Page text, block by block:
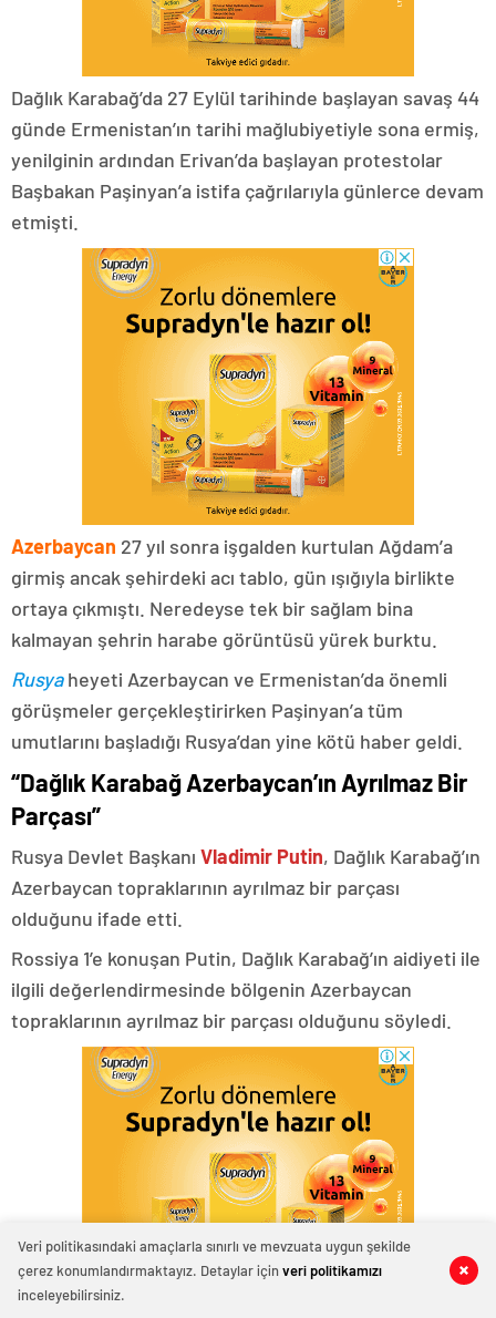
0 0
0 0
0 0
Dağlık Karabağ’da 27 Eylül tarihinde başlayan savaş 44
günde Ermenistan’ın tarihi mağlubiyetiyle sona ermiş,
yenilginin ardından Erivan’da başlayan protestolar
Başbakan Paşinyan’a istifa çağrılarıyla günlerce devam
etmişti.
Azerbaycan 27 yıl sonra işgalden kurtulan Ağdam’a
girmiş ancak şehirdeki acı tablo, gün ışığıyla birlikte
ortaya çıkmıştı. Neredeyse tek bir sağlam bina
kalmayan şehrin harabe görüntüsü yürek burktu.
Rusyaheyeti Azerbaycan ve Ermenistan’da önemli
görüşmeler gerçekleştirirken Paşinyan’a tüm
umutlarını başladığı Rusya’dan yine kötü haber geldi.
“Dağlık Karabağ Azerbaycan’ın Ayrılmaz Bir
Parçası”
Rusya Devlet Başkanı Vladimir Putin, Dağlık Karabağ’ın
Azerbaycan topraklarının ayrılmaz bir parçası
olduğunu ifade etti.
Rossiya 1’e konuşan Putin, Dağlık Karabağ’ın aidiyeti ile
ilgili değerlendirmesinde bölgenin Azerbaycan
topraklarının ayrılmaz bir parçası olduğunu söyledi.
Veri politikasındaki amaçlarla sınırlı ve mevzuata uygun şekilde
çerez konumlandırmaktayız. Detaylar içinveri politikamızı
inceleyebilirsiniz.